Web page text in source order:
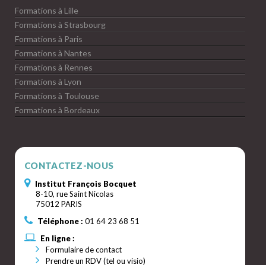
Formations à Lille
Formations à Strasbourg
Formations à Paris
Formations à Nantes
Formations à Rennes
Formations à Lyon
Formations à Toulouse
Formations à Bordeaux
CONTACTEZ-NOUS
Institut François Bocquet
8-10, rue Saint Nicolas
75012 PARIS
Téléphone : 01 64 23 68 51
En ligne :
Formulaire de contact
Prendre un RDV (tel ou visio)